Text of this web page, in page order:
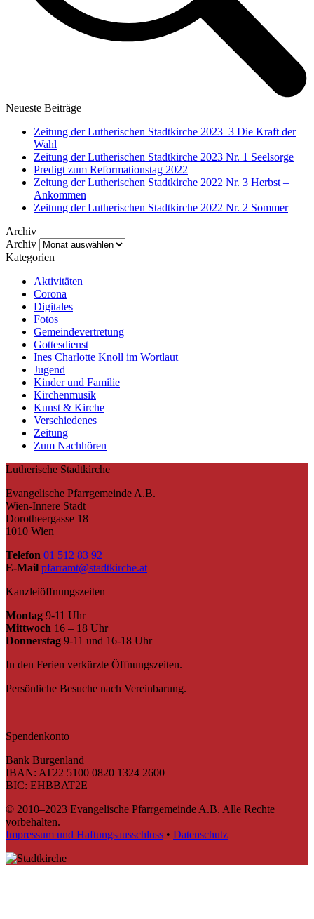
Neueste Beiträge
Zeitung der Lutherischen Stadtkirche 2023_3 Die Kraft der
Wahl
Zeitung der Lutherischen Stadtkirche 2023 Nr. 1 Seelsorge
Predigt zum Reformationstag 2022
Zeitung der Lutherischen Stadtkirche 2022 Nr. 3 Herbst –
Ankommen
Zeitung der Lutherischen Stadtkirche 2022 Nr. 2 Sommer
Archiv
Archiv
Kategorien
Aktivitäten
Corona
Digitales
Fotos
Gemeindevertretung
Gottesdienst
Ines Charlotte Knoll im Wortlaut
Jugend
Kinder und Familie
Kirchenmusik
Kunst & Kirche
Verschiedenes
Zeitung
Zum Nachhören
Lutherische Stadtkirche
Evangelische Pfarrgemeinde A.B.
Wien-Innere Stadt
Dorotheergasse 18
1010 Wien
Telefon 01 512 83 92
E-Mail pfarramt@stadtkirche.at
Kanzleiöffnungszeiten
Montag 9-11 Uhr
Mittwoch 16 – 18 Uhr
Donnerstag 9-11 und 16-18 Uhr
In den Ferien verkürzte Öffnungszeiten.
Persönliche Besuche nach Vereinbarung.
Spendenkonto
Bank Burgenland
IBAN: AT22 5100 0820 1324 2600
BIC: EHBBAT2E
© 2010–2023 Evangelische Pfarrgemeinde A.B. Alle Rechte
vorbehalten.
Impressum und Haftungsausschluss • Datenschutz